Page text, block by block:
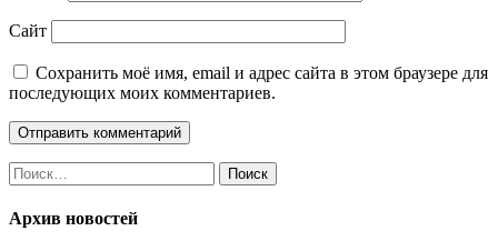
Сайт
Сохранить моё имя, email и адрес сайта в этом браузере для
последующих моих комментариев.
Найти:
Архив новостей